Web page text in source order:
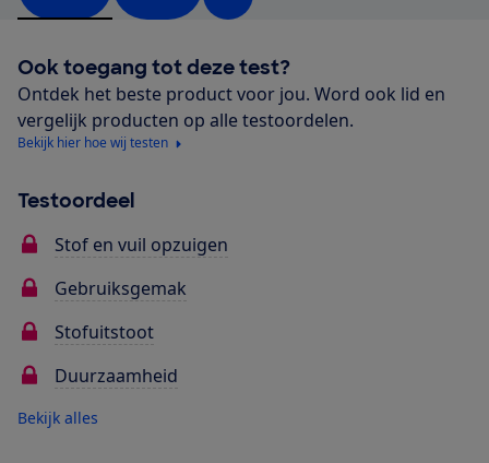
Ook toegang tot deze test?
Ontdek het beste product voor jou. Word ook lid en
vergelijk producten op alle testoordelen.
Bekijk hier hoe wij testen
Testoordeel
Stof en vuil opzuigen
Gebruiksgemak
Stofuitstoot
Duurzaamheid
Bekijk alles